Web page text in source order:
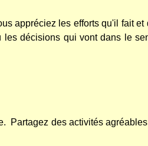
appréciez les efforts qu'il fait
les décisions qui vont dans le
Partagez des activités